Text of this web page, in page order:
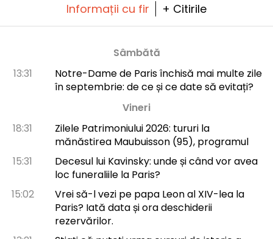
Informații cu fir + Citirile
Sâmbătă
13:31
Notre-Dame de Paris închisă mai multe zile
în septembrie: de ce și ce date să evitați?
Vineri
18:31
Zilele Patrimoniului 2026: tururi la
mănăstirea Maubuisson (95), programul
15:31
Decesul lui Kavinsky: unde și când vor avea
loc funeraliile la Paris?
15:02
Vrei să-l vezi pe papa Leon al XIV-lea la
Paris? Iată data și ora deschiderii
rezervărilor.